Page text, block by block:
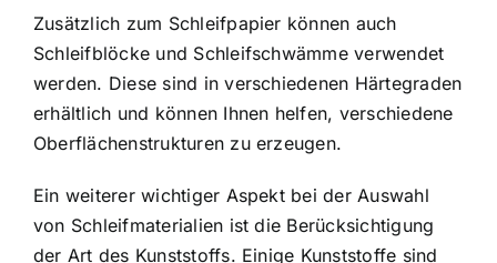
Zusätzlich zum Schleifpapier können auch
Schleifblöcke und Schleifschwämme verwendet
werden. Diese sind in verschiedenen Härtegraden
erhältlich und können Ihnen helfen, verschiedene
Oberflächenstrukturen zu erzeugen.
Ein weiterer wichtiger Aspekt bei der Auswahl
von Schleifmaterialien ist die Berücksichtigung
der Art des Kunststoffs. Einige Kunststoffe sind